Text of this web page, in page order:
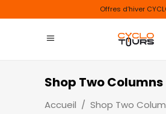
Offres d’hiver
Shop Two Columns
Accueil / Shop Two